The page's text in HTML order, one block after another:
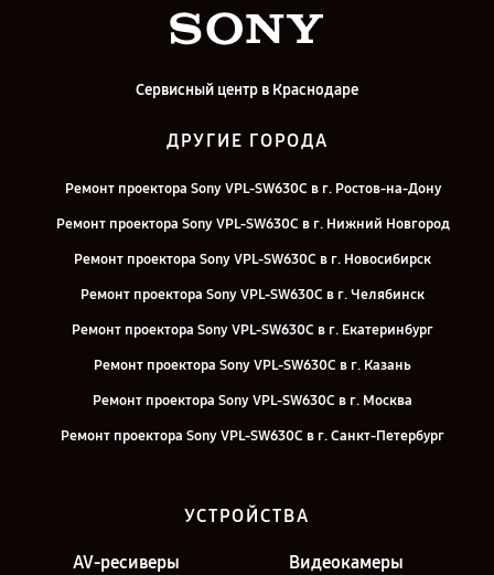
Сервисный центр в Краснодаре
ДРУГИЕ ГОРОДА
Ремонт проектора Sony VPL-SW630C в г. Ростов-на-Дону
Ремонт проектора Sony VPL-SW630C в г. Нижний Новгород
Ремонт проектора Sony VPL-SW630C в г. Новосибирск
Ремонт проектора Sony VPL-SW630C в г. Челябинск
Ремонт проектора Sony VPL-SW630C в г. Екатеринбург
Ремонт проектора Sony VPL-SW630C в г. Казань
Ремонт проектора Sony VPL-SW630C в г. Москва
Ремонт проектора Sony VPL-SW630C в г. Санкт-Петербург
УСТРОЙСТВА
AV-ресиверы Видеокамеры